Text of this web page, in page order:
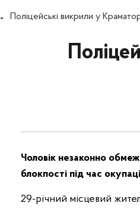
Поліцейські викрили у Краматорську
Чоловік незаконно
блокпості під час
29-річний місцевий